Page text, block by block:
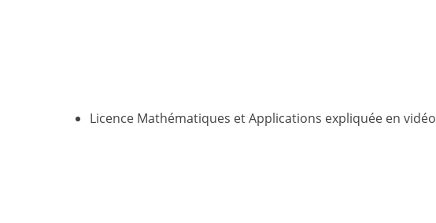
Licence Mathématiques et Applications expliquée en vidéo